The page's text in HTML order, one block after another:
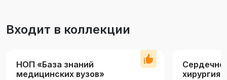
пациентов, с другими клиническими,
Входит в коллекции
НОП «База знаний
медицинских вузов»
хирургия